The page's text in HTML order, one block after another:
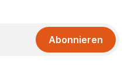
Abonnieren